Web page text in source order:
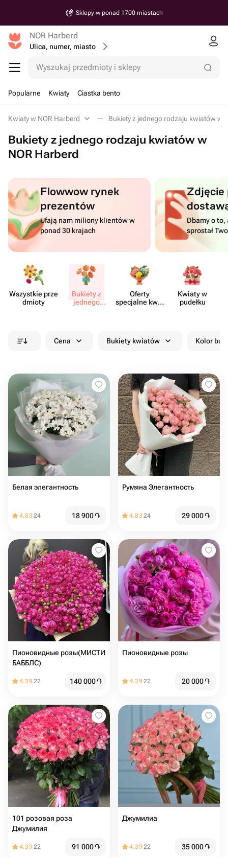
Sklepy w ponad 1700 miastach
NOR Harberd
Ulica, numer, miasto
Wyszukaj przedmioty i sklepy
Popularne Kwiaty Ciastka bento
Kwiaty w NOR Harberd Bukiety z jednego rodzaju kwiatów w
Bukiety z jednego rodzaju kwiatów w
NOR Harberd
Flowwow rynek
prezentów
Ufają nam miliony klientów w
ponad 30 krajach
Dbamy o to,
sprostał
Wszystkie prze​
dmioty
Bukiety z
jednego
Oferty
specjalne kwia​
Kwiaty w
pudełku
Cena Bukiety kwiatów Kolor
Белая элегантность
4.8324 18 900֏
Румяна Элегантность
4.8324 29 000֏
Пионовидные розы(МИСТИ
БАББЛС)
4.3922 140 000֏
Пионовидные розы
4.3922 20 000֏
101 розовая роза
Джумилия
4.3922 91 000֏
Джумилиа
4.3922 35 000֏